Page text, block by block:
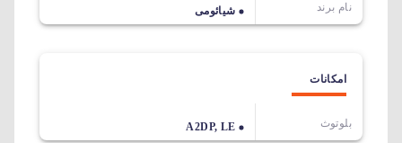
نام برند شیائومی
امکانات
بلوتوث A2DP, LE